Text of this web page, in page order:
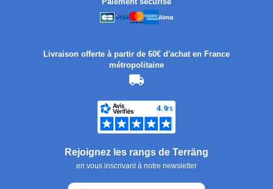
Livraison offerte à partir de 60€ d'achat en France
métropolitaine
Rejoignez les rangs de Terräng
en vous inscrivant à notre newsletter